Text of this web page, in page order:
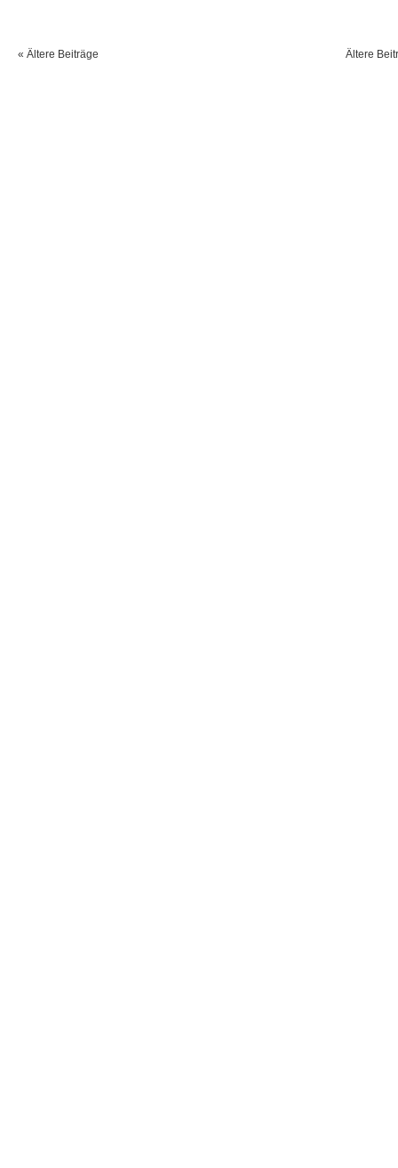
« Ältere Beiträge Ältere